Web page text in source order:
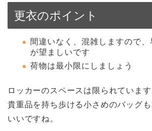
更衣のポイント
間違いなく、混雑しますので、
が望ましいです
荷物は最小限にしましょう
ロッカーのスペースは限られています
貴重品を持ち歩ける小さめのバッグ
いいですね。